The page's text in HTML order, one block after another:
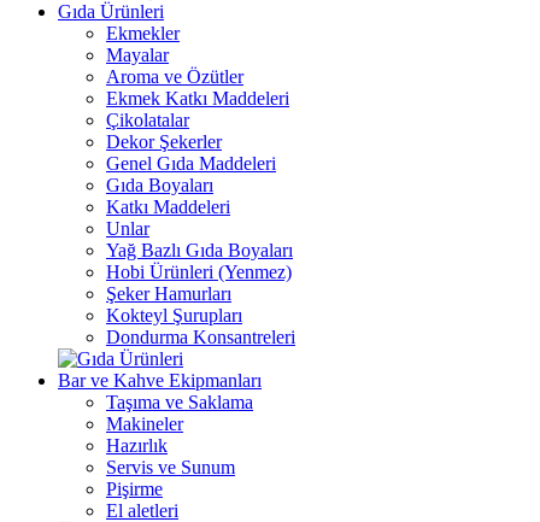
Gıda Ürünleri
Ekmekler
Mayalar
Aroma ve Özütler
Ekmek Katkı Maddeleri
Çikolatalar
Dekor Şekerler
Genel Gıda Maddeleri
Gıda Boyaları
Katkı Maddeleri
Unlar
Yağ Bazlı Gıda Boyaları
Hobi Ürünleri (Yenmez)
Şeker Hamurları
Kokteyl Şurupları
Dondurma Konsantreleri
Bar ve Kahve Ekipmanları
Taşıma ve Saklama
Makineler
Hazırlık
Servis ve Sunum
Pişirme
El aletleri